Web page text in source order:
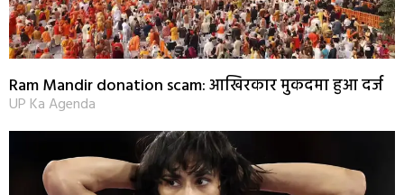
Ram Mandir donation scam: आखिरकार मुकदमा हुआ दर्ज
UP Ka Agenda